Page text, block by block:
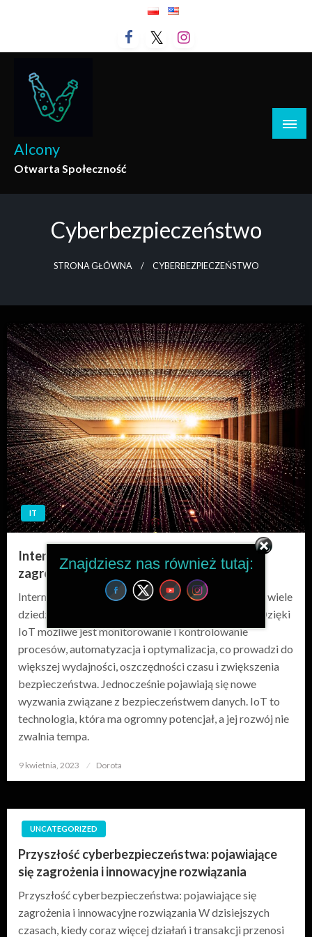
Alcony
Otwarta Społeczność
Cyberbezpieczeństwo
STRONA GŁÓWNA CYBERBEZPIECZEŃSTWO
IT
Internet Rzeczy (IoT) – rozwój, potencjał i
zagrożenia
Internet Rzeczy to koncepcja, która rewolucjonizuje wiele
dziedzin życia, od przemysłu po medycynę i usługi. Dzięki
IoT możliwe jest monitorowanie i kontrolowanie
procesów, automatyzacja i optymalizacja, co prowadzi do
większej wydajności, oszczędności czasu i zwiększenia
bezpieczeństwa. Jednocześnie pojawiają się nowe
wyzwania związane z bezpieczeństwem danych. IoT to
technologia, która ma ogromny potencjał, a jej rozwój nie
zwalnia tempa.
Opublikowane
9 kwietnia, 2023 Dorota
UNCATEGORIZED
Przyszłość cyberbezpieczeństwa: pojawiające
się zagrożenia i innowacyjne rozwiązania
Przyszłość cyberbezpieczeństwa: pojawiające się
zagrożenia i innowacyjne rozwiązania W dzisiejszych
czasach, kiedy coraz więcej działań i transakcji przenosi
Znajdziesz nas również tutaj: